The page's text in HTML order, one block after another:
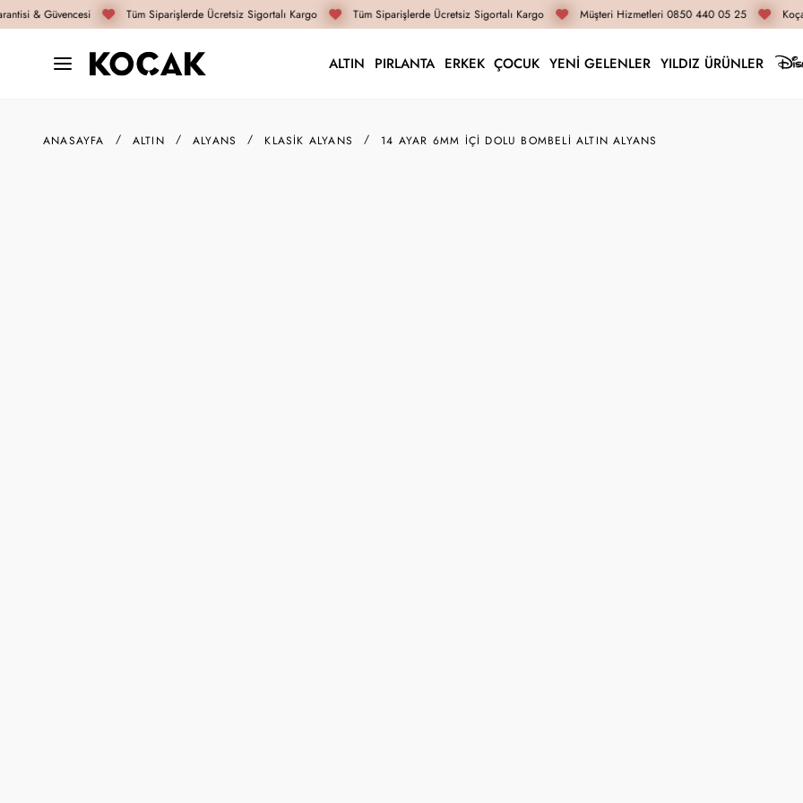
& Güvencesi Tüm Siparişlerde Ücretsiz Sigortalı Kargo Tüm Siparişlerde Ücretsiz Sigortalı Kargo Müşteri Hizmetleri 0850 440 05 25
ALTIN PIRLANTA ERKEK ÇOCUK YENİ GELENLER YILDIZ ÜRÜNLER
ANASAYFA ALTIN ALYANS KLASIK ALYANS 14 AYAR 6MM İÇI DOLU BOMBELI ALTIN ALYANS